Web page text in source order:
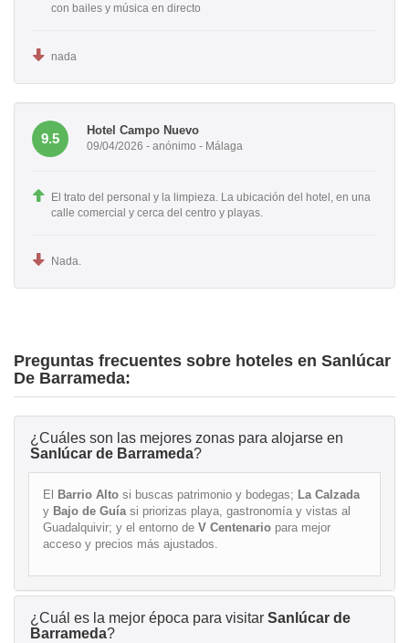
con bailes y música en directo
nada
9.5
Hotel Campo Nuevo
09/04/2026 - anónimo - Málaga
El trato del personal y la limpieza. La ubicación del hotel, en una
calle comercial y cerca del centro y playas.
Nada.
Preguntas frecuentes sobre hoteles en Sanlúcar
De Barrameda:
¿Cuáles son las mejores zonas para alojarse en
Sanlúcar de Barrameda?
El Barrio Alto si buscas patrimonio y bodegas; La Calzada
y Bajo de Guía si priorizas playa, gastronomía y vistas al
Guadalquivir; y el entorno de V Centenario para mejor
acceso y precios más ajustados.
¿Cuál es la mejor época para visitar Sanlúcar de
Barrameda?